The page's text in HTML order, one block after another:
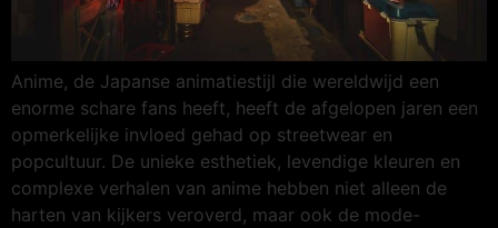
Anime, de Japanse animatiestijl die wereldwijd een
enorme schare fans heeft, heeft de afgelopen jaren een
opmerkelijke invloed gehad op streetwear en
popcultuur. De unieke esthetiek, levendige kleuren en
complexe verhalen van anime hebben niet alleen de
harten van kijkers veroverd, maar ook de mode-